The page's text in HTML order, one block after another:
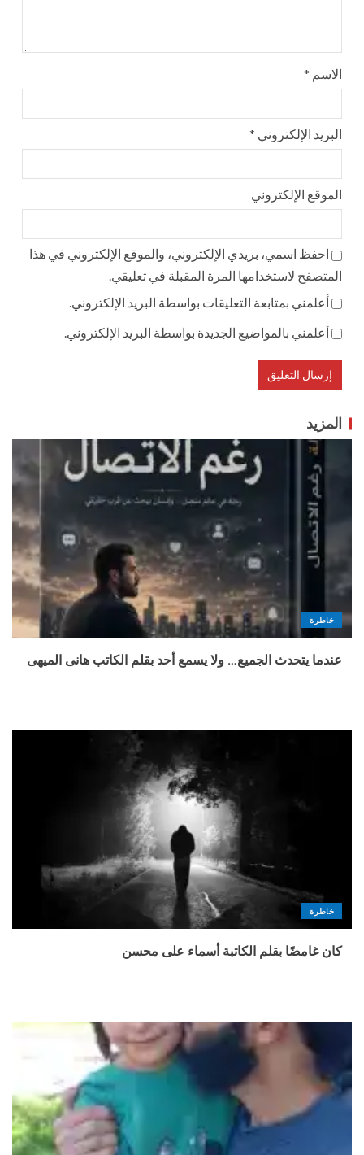
الاسم *
البريد الإلكتروني *
الموقع الإلكتروني
احفظ اسمي، بريدي الإلكتروني، والموقع الإلكتروني في هذا
المتصفح لاستخدامها المرة المقبلة في تعليقي.
أعلمني بمتابعة التعليقات بواسطة البريد الإلكتروني.
أعلمني بالمواضيع الجديدة بواسطة البريد الإلكتروني.
المزيد
خاطرة
عندما يتحدث الجميع… ولا يسمع أحد بقلم الكاتب هانى الميهى
خاطرة
كان غامضًا بقلم الكاتبة أسماء على محسن